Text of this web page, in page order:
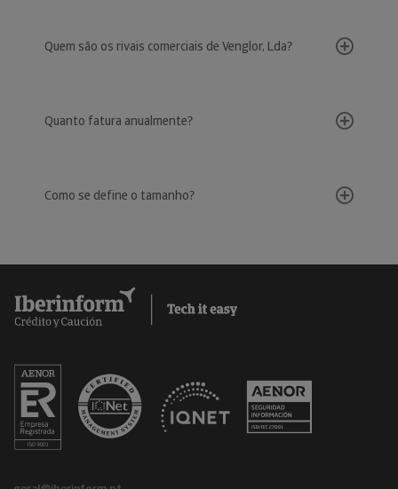
Quem são os rivais comerciais de Venglor, Lda?
Quanto fatura anualmente?
Como se define o tamanho?